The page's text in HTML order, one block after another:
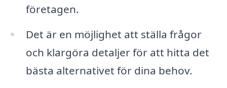
företagen.
Det är en möjlighet att ställa frågor
och klargöra detaljer för att hitta det
bästa alternativet för dina behov.